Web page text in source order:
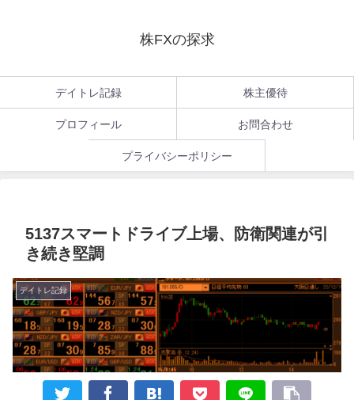
株FXの探求
デイトレ記録 株主優待
プロフィール お問合わせ
プライバシーポリシー
5137スマートドライブ上場、防衛関連が引
き続き堅調
デイトレ記録